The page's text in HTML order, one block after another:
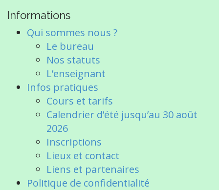
a
v
Informations
Qui sommes nous ?
Le bureau
Nos statuts
L’enseignant
Infos pratiques
Cours et tarifs
Calendrier d’été jusqu’au 30 août
2026
Inscriptions
Lieux et contact
Liens et partenaires
Politique de confidentialité